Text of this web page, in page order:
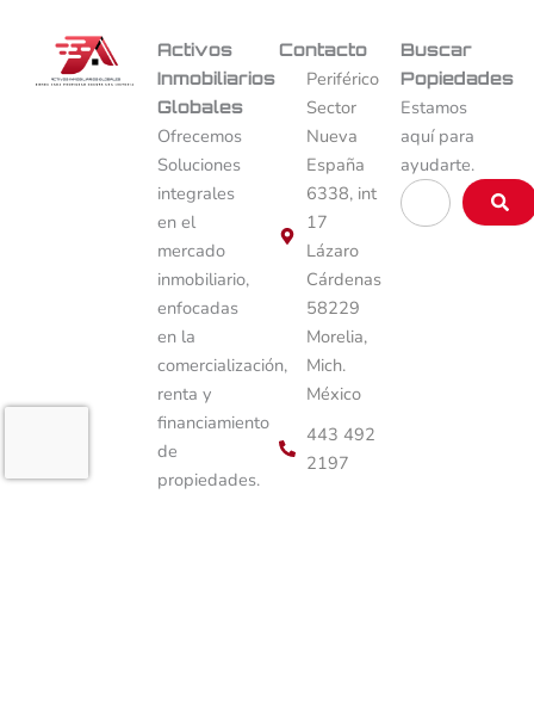
Activos
Inmobiliarios
Globales
Ofrecemos
Soluciones
integrales
en el
mercado
inmobiliario,
enfocadas
en la
comercialización,
renta y
financiamiento
de
propiedades.
Contacto
Periférico
Sector
Nueva
España
6338, int
17
Lázaro
Cárdenas
58229
Morelia,
Mich.
México
443 492
2197
Buscar
Popiedades
Estamos
aquí para
ayudarte.
Buscar
…